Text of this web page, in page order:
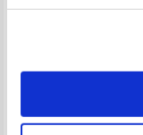
Adaugă în coș